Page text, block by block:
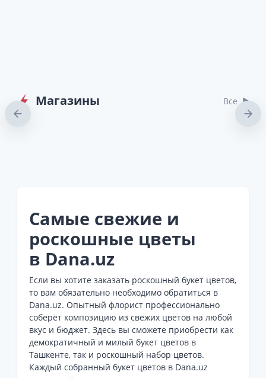
Магазины Bсе
Самые свежие и
роскошные цветы
в Dana.uz
Если вы хотите заказать роскошный букет цветов,
то вам обязательно необходимо обратиться в
Dana.uz. Опытный флорист профессионально
соберёт композицию из свежих цветов на любой
вкус и бюджет. Здесь вы сможете приобрести как
демократичный и милый букет цветов в
Ташкенте, так и роскошный набор цветов.
Каждый собранный букет цветов в Dana.uz